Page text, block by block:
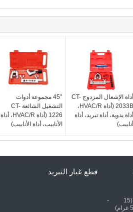
45° مجموعة أدوات
التشغيل الشائعة CT-
1226 (أداة HVAC/R، أداة
الأنابيب، أداة الأنابيب)
أداة الإشعال المزدوج CT-
2033B (أداة HVAC/R،
أداة يدوية، أداة تبريد، أداة
أنابيب)
قطع غيار التبريد
جهاز تجفيف فلتر النحاس في الثلاجة (15
غرام، 20 غرام، 30 غرام، 40 غرام، 50 غرام)